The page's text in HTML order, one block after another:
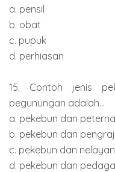
a. pensil
b. obat
c. pupuk
d. perhiasan
15. Contoh jenis
pegunungan adalah...
a. pekebun dan
b. pekebun dan
c. pekebun dan nelayan
d. pekebun dan